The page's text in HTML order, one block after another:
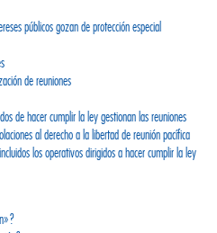
públicos gozan de protección especial
de reuniones
de hacer cumplir la ley gestionan las reuniones
al derecho a la libertad de reunión pacífica
los operativos dirigidos a hacer cumplir la ley